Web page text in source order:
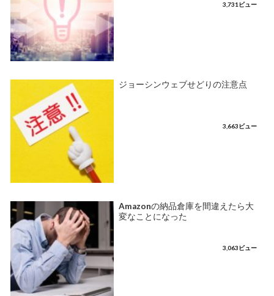
3,731ビュー
ジョーシンウェブせどりの注意点
3,663ビュー
Amazonの納品倉庫を間違えたら大
変なことになった
3,063ビュー